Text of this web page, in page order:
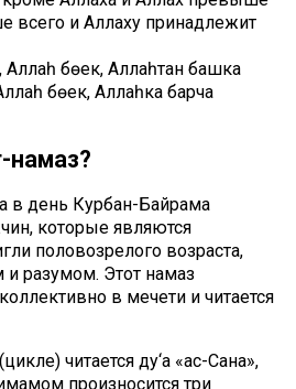
всего и Аллаху принадлежит
Аллаһ бөек, Аллаһтан башка
бөек, Аллаһка барча
намаз?
в день Курбан-Байрама
которые являются
половозрелого возраста,
разумом. Этот намаз
в мечети и читается
читается ду‘а «ас-Сана»,
произносится три